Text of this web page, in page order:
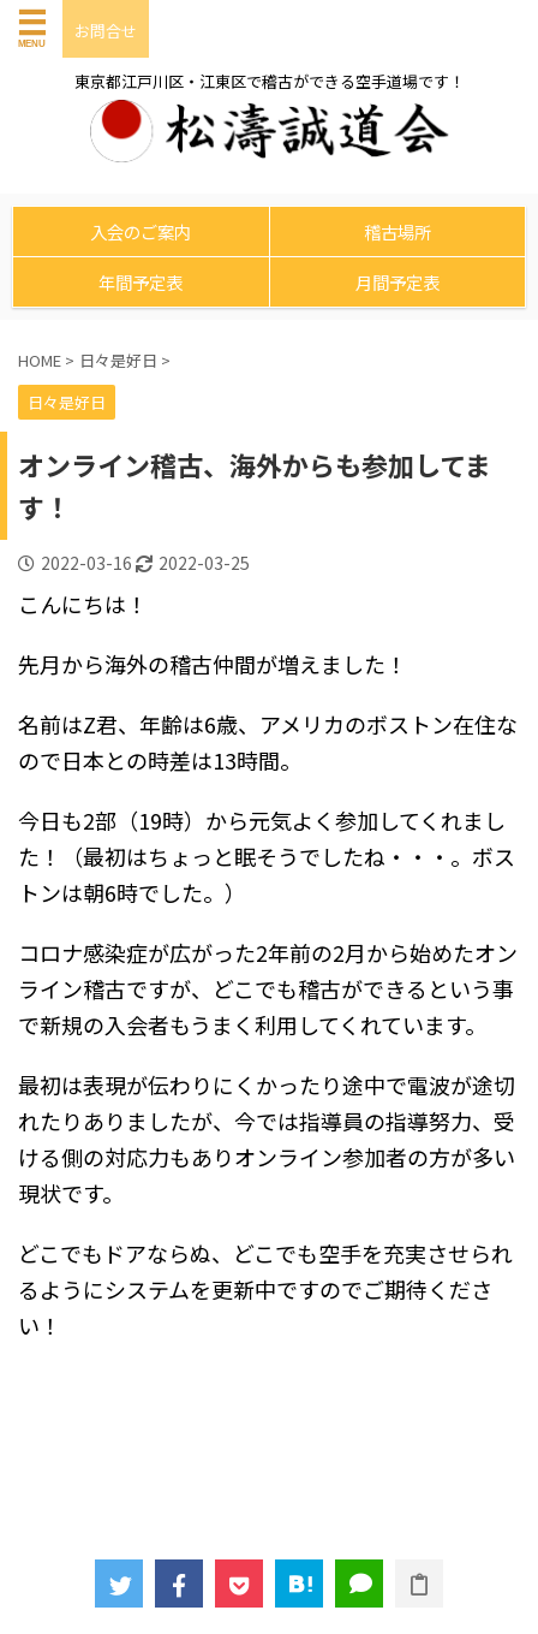
お問合せ
東京都江戸川区・江東区で稽古ができる空手道場です！
入会のご案内
稽古場所
年間予定表
月間予定表
HOME > 日々是好日 >
日々是好日
オンライン稽古、海外からも参加してま
す！
2022-03-16 2022-03-25
こんにちは！
先月から海外の稽古仲間が増えました！
名前はZ君、年齢は6歳、アメリカのボストン在住な
ので日本との時差は13時間。
今日も2部（19時）から元気よく参加してくれまし
た！（最初はちょっと眠そうでしたね・・・。ボス
トンは朝6時でした。）
コロナ感染症が広がった2年前の2月から始めたオン
ライン稽古ですが、どこでも稽古ができるという事
で新規の入会者もうまく利用してくれています。
最初は表現が伝わりにくかったり途中で電波が途切
れたりありましたが、今では指導員の指導努力、受
ける側の対応力もありオンライン参加者の方が多い
現状です。
どこでもドアならぬ、どこでも空手を充実させられ
るようにシステムを更新中ですのでご期待くださ
い！